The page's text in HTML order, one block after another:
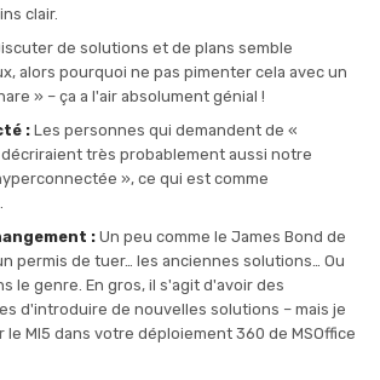
clair.
de solutions et de plans semble
alors pourquoi ne pas pimenter cela avec un
» – ça a l'air absolument génial !
: Les personnes qui demandent de «
très probablement aussi notre
», ce qui est comme
: Un peu comme le James Bond de
permis de tuer… les anciennes solutions… Ou
le genre. En gros, il s'agit d'avoir des
d'introduire de nouvelles solutions – mais je
MI5 dans votre déploiement 360 de MSOffice